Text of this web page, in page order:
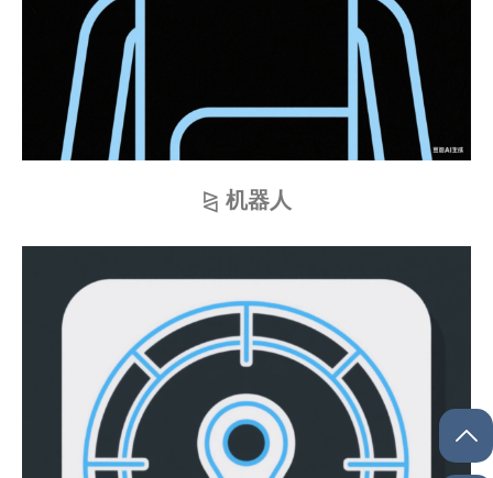
⧎ 机器人